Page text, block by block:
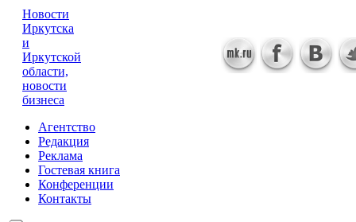
Новости
Иркутска
и
Иркутской
области,
новости
бизнеса
Агентство
Редакция
Реклама
Гостевая книга
Конференции
Контакты